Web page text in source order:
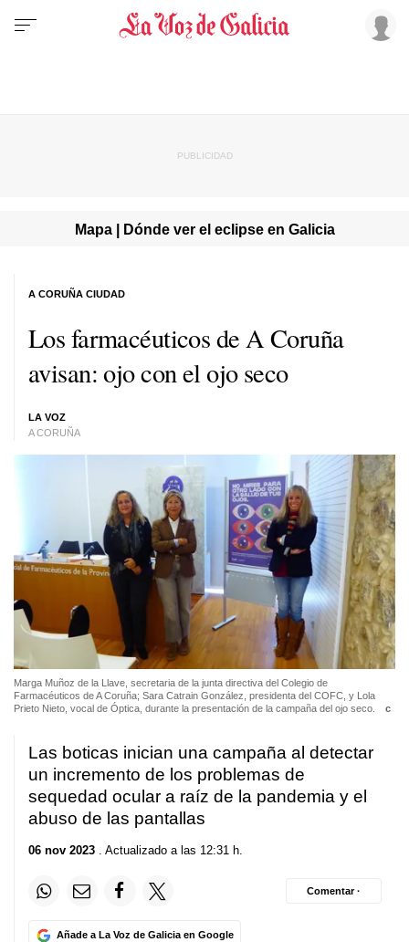
Mapa | Dónde ver el eclipse en Galicia
Los farmacéuticos de A Coruña
avisan: ojo con el ojo seco
LA VOZ
A CORUÑA
A CORUÑA CIUDAD
Marga Muñoz de la Llave, secretaria de la junta directiva del Colegio de
Farmacéuticos de A Coruña; Sara Catrain González, presidenta del COFC, y Lola
Prieto Nieto, vocal de Óptica, durante la presentación de la campaña del ojo seco.
c
Las boticas inician una campaña al detectar
un incremento de los problemas de
sequedad ocular a raíz de la pandemia y el
abuso de las pantallas
06 nov 2023 . Actualizado a las 12:31 h.
Añade a La Voz de Galicia en Google
Comentar ·